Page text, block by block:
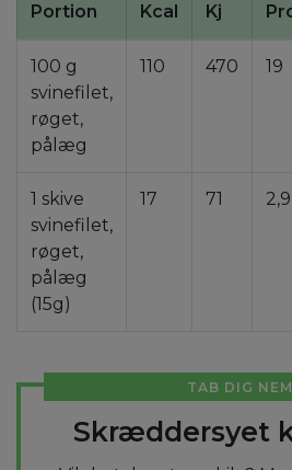
Portion Kcal Kj
100 g
svinefilet,
røget,
pålæg
110 470 19
1 skive
svinefilet,
røget,
pålæg
(15g)
17 71 2,9
TAB DIG
Skræddersyet